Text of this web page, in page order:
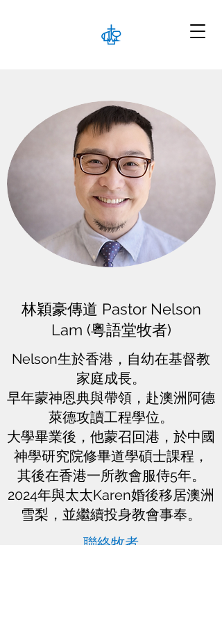
林穎豪傳道 Pastor Nelson
Lam (粵語堂牧者)
Nelson生於香港，自幼在基督教
家庭成長。
早年蒙神恩典與帶領，赴澳洲阿德
萊德攻讀工程學位。
大學畢業後，他蒙召回港，於中國
神學研究院修畢道學碩士課程，
其後在香港一所教會服侍5年。
2024年與太太Karen婚後移居澳洲
雪梨，並繼續投身教會事奉。
聯絡牧者